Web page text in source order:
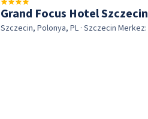
Grand Focus Hotel Szczecin
Szczecin, Polonya, PL · Szczecin Merkez: